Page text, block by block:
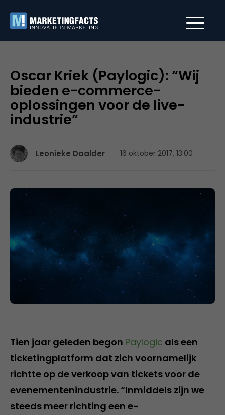
Oscar Kriek (Paylogic): “Wij
bieden e-commerce-
oplossingen voor de live-
industrie”
Leonieke Daalder 16 oktober 2017, 13:00
Tien jaar geleden begon Paylogic als een
ticketingplatform dat zich voornamelijk
richtte op de verkoop van tickets voor de
evenementenindustrie. “Inmiddels zijn we
steeds meer richting een e-